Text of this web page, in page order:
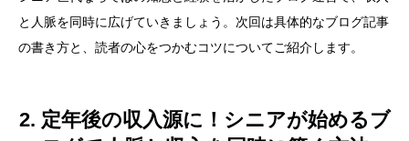
と人脈を同時に広げていきましょう。次回は具体的なブログ記事
の書き方と、読者の心をつかむコツについてご紹介します。
2. 定年後の収入源に！シニアが始めるブ